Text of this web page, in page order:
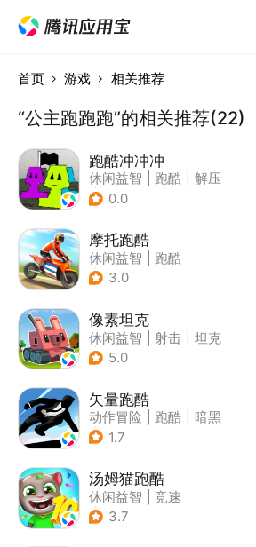
首页 游戏 相关推荐
“公主跑跑跑”的相关推荐(22)
跑酷冲冲冲
休闲益智 跑酷
解压
| 清新
0.0
摩托跑酷
休闲益智
跑酷
| 摩托车
3.0
像素坦克
休闲益智 射击
坦克
| 像素风
5.0
矢量跑酷
动作冒险 跑酷
暗黑
| 通关
1.7
汤姆猫跑酷
休闲益智
竞速
| 汤姆猫
3.7